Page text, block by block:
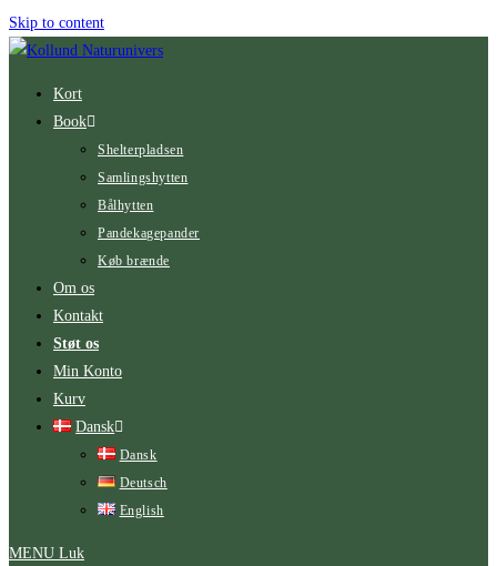
Skip to content
Kort
Book
Shelterpladsen
Samlingshytten
Bålhytten
Pandekagepander
Køb brænde
Om os
Kontakt
Støt os
Min Konto
Kurv
Dansk
Dansk
Deutsch
English
MENU Luk